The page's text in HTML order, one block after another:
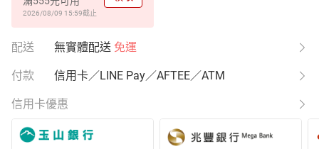
2026/08/09 15:59截止
配送 無實體配送 免運
付款 信用卡／LINE Pay／AFTEE／ATM
信用卡優惠